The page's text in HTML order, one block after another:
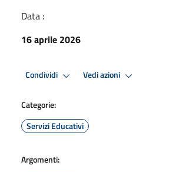
Data :
16 aprile 2026
Condividi Vedi azioni
Categorie:
Servizi Educativi
Argomenti: